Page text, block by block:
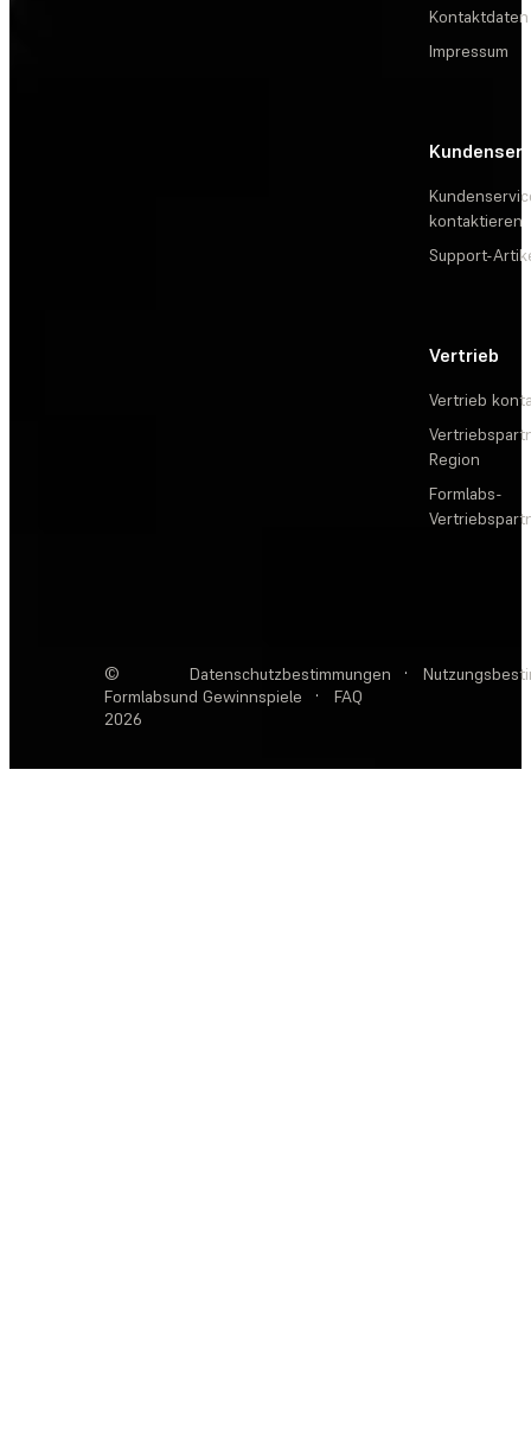
Kontaktdaten
Impressum
kontaktieren
Support-
Vertrieb
Vertrieb
Region
Formlabs-
©
Formlabs
2026
Datenschutzbestimmungen ·
und Gewinnspiele
· FAQ